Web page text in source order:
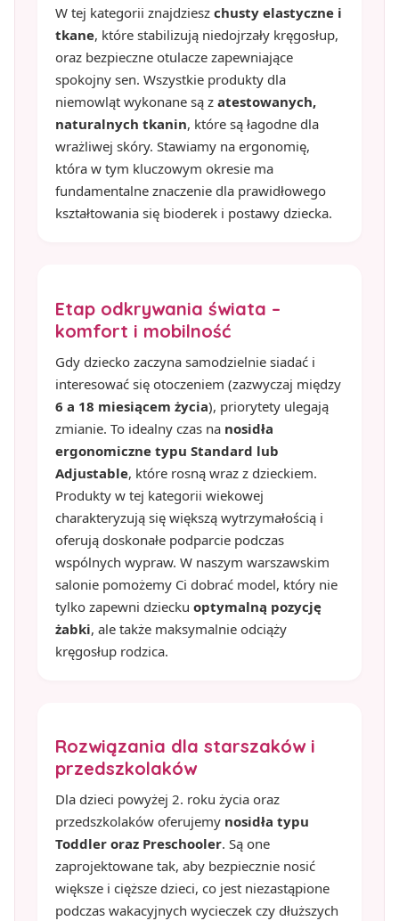
W tej kategorii znajdziesz chusty elastyczne i
tkane, które stabilizują niedojrzały kręgosłup,
oraz bezpieczne otulacze zapewniające
spokojny sen. Wszystkie produkty dla
niemowląt wykonane są z atestowanych,
naturalnych tkanin, które są łagodne dla
wrażliwej skóry. Stawiamy na ergonomię,
która w tym kluczowym okresie ma
fundamentalne znaczenie dla prawidłowego
kształtowania się bioderek i postawy dziecka.
Etap odkrywania świata –
komfort i mobilność
Gdy dziecko zaczyna samodzielnie siadać i
interesować się otoczeniem (zazwyczaj między
6 a 18 miesiącem życia), priorytety ulegają
zmianie. To idealny czas na nosidła
ergonomiczne typu Standard lub
Adjustable, które rosną wraz z dzieckiem.
Produkty w tej kategorii wiekowej
charakteryzują się większą wytrzymałością i
oferują doskonałe podparcie podczas
wspólnych wypraw. W naszym warszawskim
salonie pomożemy Ci dobrać model, który nie
tylko zapewni dziecku optymalną pozycję
żabki, ale także maksymalnie odciąży
kręgosłup rodzica.
Rozwiązania dla starszaków i
przedszkolaków
Dla dzieci powyżej 2. roku życia oraz
przedszkolaków oferujemy nosidła typu
Toddler oraz Preschooler. Są one
zaprojektowane tak, aby bezpiecznie nosić
większe i cięższe dzieci, co jest niezastąpione
podczas wakacyjnych wycieczek czy dłuższych